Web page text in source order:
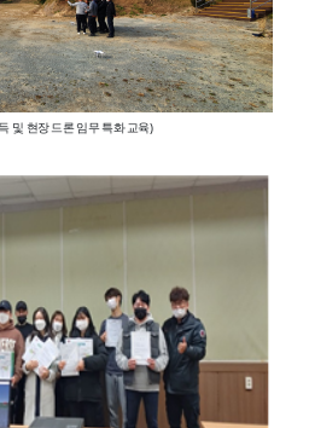
및 현장 드론 임무 특화 교육)